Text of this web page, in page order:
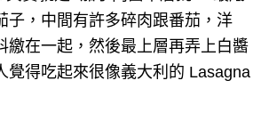
子，中間有許多碎肉跟番茄，洋
繳在一起，然後最上層再弄上白醬
覺得吃起來很像義大利的 Lasagna